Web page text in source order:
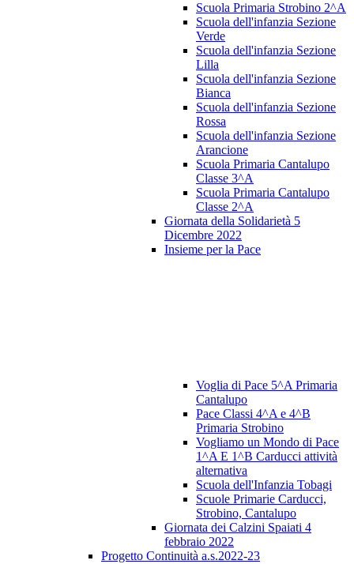
Scuola Primaria Strobino 2^A
Scuola dell'infanzia Sezione
Verde
Scuola dell'infanzia Sezione
Lilla
Scuola dell'infanzia Sezione
Bianca
Scuola dell'infanzia Sezione
Rossa
Scuola dell'infanzia Sezione
Arancione
Scuola Primaria Cantalupo
Classe 3^A
Scuola Primaria Cantalupo
Classe 2^A
Giornata della Solidarietà 5
Dicembre 2022
Insieme per la Pace
Voglia di Pace 5^A Primaria
Cantalupo
Pace Classi 4^A e 4^B
Primaria Strobino
Vogliamo un Mondo di Pace
1^A E 1^B Carducci attività
alternativa
Scuola dell'Infanzia Tobagi
Scuole Primarie Carducci,
Strobino, Cantalupo
Giornata dei Calzini Spaiati 4
febbraio 2022
Progetto Continuità a.s.2022-23